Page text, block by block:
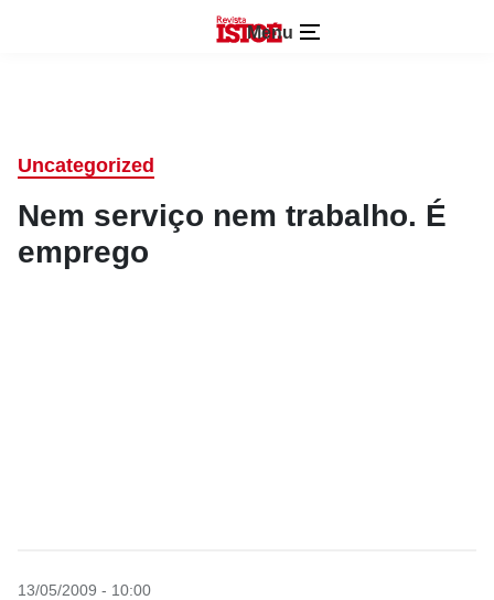
Menu
Uncategorized
Nem serviço nem trabalho. É
emprego
13/05/2009 - 10:00